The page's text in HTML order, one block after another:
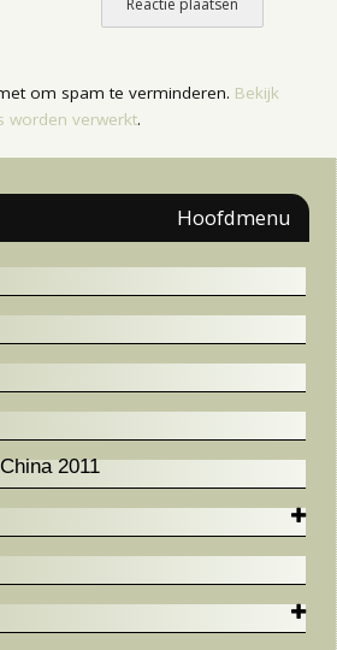
om spam te verminderen. Bekijk
worden verwerkt.
Hoofdmenu
2011